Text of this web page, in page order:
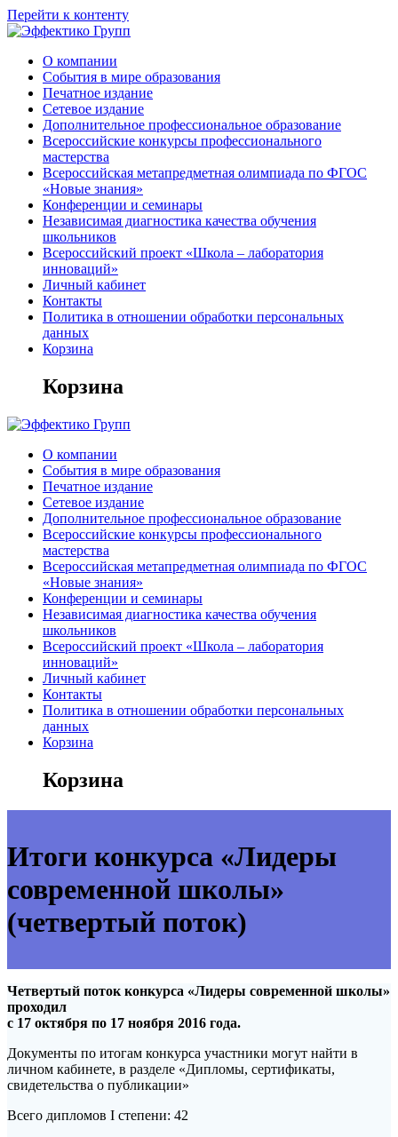
Перейти к контенту
О компании
События в мире образования
Печатное издание
Сетевое издание
Дополнительное профессиональное образование
Всероссийские конкурсы профессионального
мастерства
Всероссийская метапредметная олимпиада по ФГОС
«Новые знания»
Конференции и семинары
Независимая диагностика качества обучения
школьников
Всероссийский проект «Школа – лаборатория
инноваций»
Личный кабинет
Контакты
Политика в отношении обработки персональных
данных
Корзина
Корзина
О компании
События в мире образования
Печатное издание
Сетевое издание
Дополнительное профессиональное образование
Всероссийские конкурсы профессионального
мастерства
Всероссийская метапредметная олимпиада по ФГОС
«Новые знания»
Конференции и семинары
Независимая диагностика качества обучения
школьников
Всероссийский проект «Школа – лаборатория
инноваций»
Личный кабинет
Контакты
Политика в отношении обработки персональных
данных
Корзина
Корзина
Итоги конкурса «Лидеры
современной школы»
(четвертый поток)
Четвертый поток конкурса «Лидеры современной школы»
проходил
с 17 октября по 17 ноября 2016 года.
Документы по итогам конкурса участники могут найти в
личном кабинете, в разделе «Дипломы, сертификаты,
свидетельства о публикации»
Всего дипломов I степени: 42